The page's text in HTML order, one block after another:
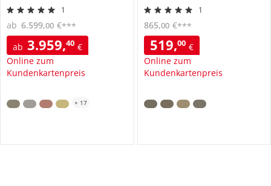
1
ab 3.959,40 €
Online zum
Kundenkartenpreis
ab 6.599,00 €***
+ 17
1
519,00 €
Online zum
Kundenkartenpreis
865,00 €***